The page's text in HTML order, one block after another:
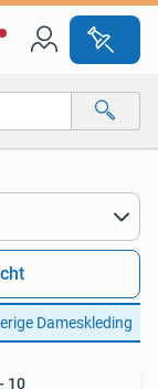
Dameskleding
10